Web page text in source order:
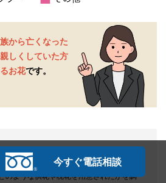
から亡くなった
しくしていた方
お花です。
2年以内に喪主を経験された男女を対象
ットでアンケートを実施。
のような供花や枕花を用意されたかを調
今すぐ電話相談